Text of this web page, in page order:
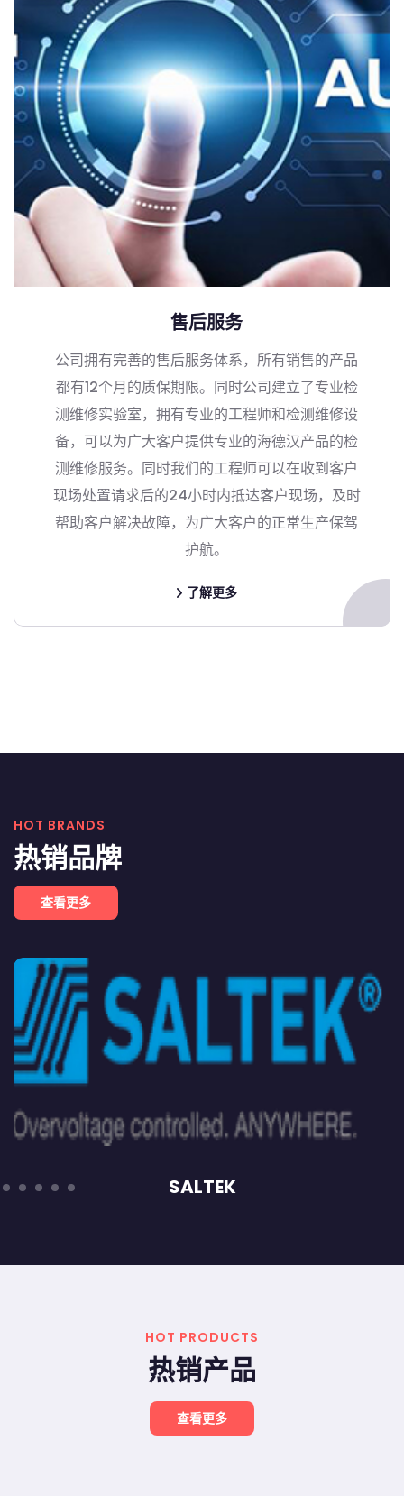
售后服务
公司拥有完善的售后服务体系，所有销售的产品
都有12个月的质保期限。同时公司建立了专业检
测维修实验室，拥有专业的工程师和检测维修设
备，可以为广大客户提供专业的海德汉产品的检
测维修服务。同时我们的工程师可以在收到客户
现场处置请求后的24小时内抵达客户现场，及时
帮助客户解决故障，为广大客户的正常生产保驾
护航。
了解更多
HOT BRANDS
热销品牌
查看更多
SALTEK
HOT PRODUCTS
热销产品
查看更多